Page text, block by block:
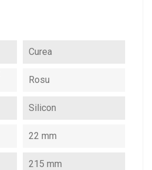
Curea
Rosu
Silicon
22 mm
215 mm